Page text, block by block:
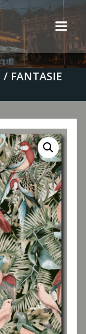
FANTASIE